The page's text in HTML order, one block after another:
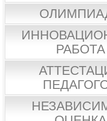
РАБОТА